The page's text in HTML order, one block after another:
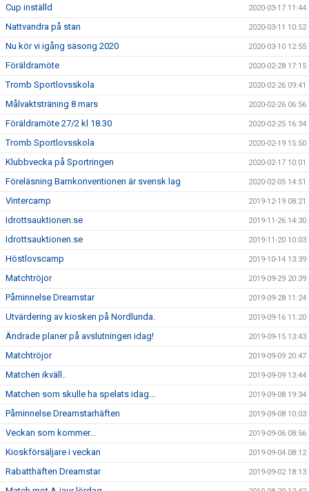
Cup inställd 2020-03-17 11:44
Nattvandra på stan 2020-03-11 10:52
Nu kör vi igång säsong 2020 2020-03-10 12:55
Föräldramöte 2020-02-28 17:15
Tromb Sportlovsskola 2020-02-26 09:41
Målvaktsträning 8 mars 2020-02-26 06:56
Föräldramöte 27/2 kl 18.30 2020-02-25 16:34
Tromb Sportlovsskola 2020-02-19 15:50
Klubbvecka på Sportringen 2020-02-17 10:01
Föreläsning Barnkonventionen är svensk lag 2020-02-05 14:51
Vintercamp 2019-12-19 08:21
Idrottsauktionen.se 2019-11-26 14:30
Idrottsauktionen.se 2019-11-20 10:03
Höstlovscamp 2019-10-14 13:39
Matchtröjor 2019-09-29 20:39
Påminnelse Dreamstar 2019-09-28 11:24
Utvärdering av kiosken på Nordlunda. 2019-09-16 11:20
Ändrade planer på avslutningen idag! 2019-09-15 13:43
Matchtröjor 2019-09-09 20:47
Matchen ikväll.. 2019-09-09 13:44
Matchen som skulle ha spelats idag... 2019-09-08 19:34
Påminnelse Dreamstarhäften 2019-09-08 10:03
Veckan som kommer... 2019-09-06 08:56
Kioskförsäljare i veckan 2019-09-04 08:12
Rabatthäften Dreamstar 2019-09-02 18:13